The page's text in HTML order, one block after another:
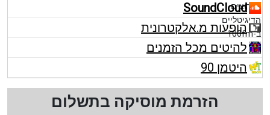
SoundCloud
הופעות מ.אלקטרונית
להיטים מכל הזמנים
היטמן 90
הזרמת מוסיקה בתשלום